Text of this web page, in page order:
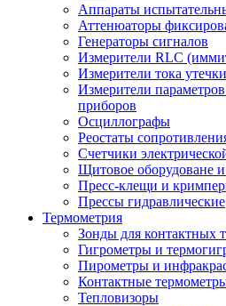
Аппараты
Аттенюаторы
Генераторы сигналов
Измерители RLC
Измерители тока
Измерители
приборов
Осциллографы
Реостаты
Счетчики
Щитовое оборудоване
Пресс-клещи и
Прессы гидравлические
Термометрия
Зонды для контактных
Гигрометры и
Пирометры и
Контактные
Тепловизоры